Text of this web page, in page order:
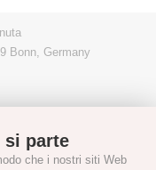
Bonn, Germany
si parte
che i nostri siti Web